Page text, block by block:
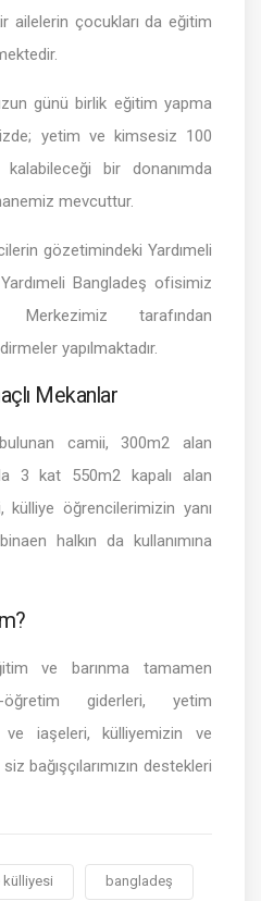
ailelerin çocukları da eğitim
günü birlik eğitim yapma
yetim ve kimsesiz 100
bir donanımda
mevcuttur.
gözetimindeki Yardımeli
Bangladeş ofisimiz
tarafından
yapılmaktadır.
Mekanlar
camii, 300m2 alan
3 kat 550m2 kapalı alan
öğrencilerimizin yanı
halkın da kullanımına
ve barınma tamamen
giderleri, yetim
ve iaşeleri, külliyemizin ve
bağışçılarımızın destekleri
bangladeş